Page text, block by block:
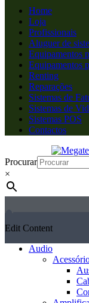
Home
Loja
Profissionais
Aluguer de
Equipamentos
Equipamentos
Renting
Reparações
Sistemas de
Sistemas de
Sistemas POS
Contactos
Procurar
×
Edit Content
Audio